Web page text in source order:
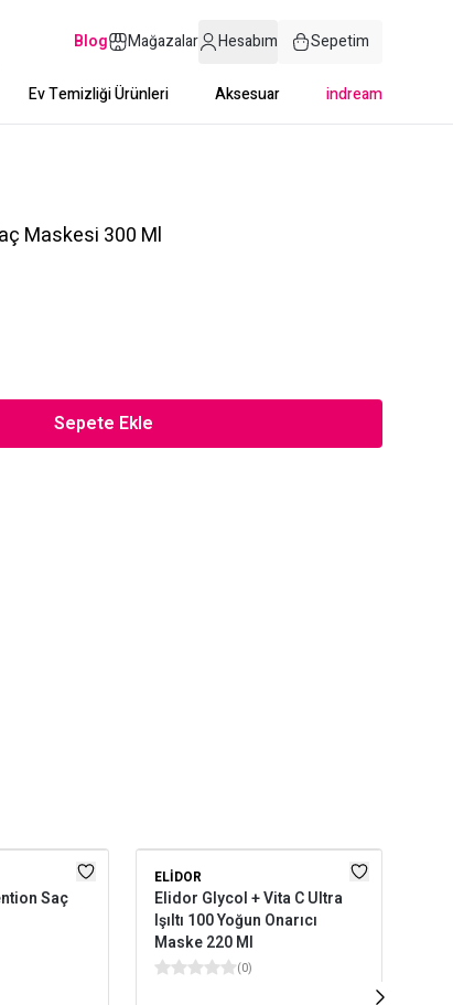
Blog Mağazalar Hesabım Sepetim
Ev Temizliği Ürünleri Aksesuar indream
Maskesi 300 Ml
Sepete Ekle
Saç
ELIDOR
Elidor Glycol + Vita C Ultra
Işıltı 100 Yoğun Onarıcı
Maske 220 Ml
(0)